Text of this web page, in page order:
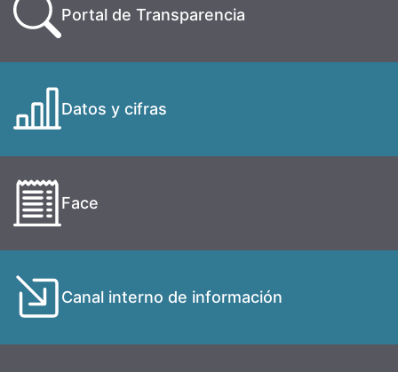
Portal de Transparencia
Datos y cifras
Face
Canal interno de información